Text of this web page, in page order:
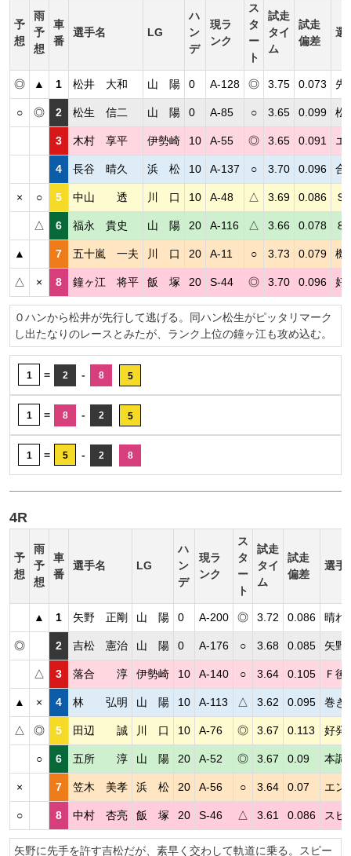
予
想
雨
予
想
車
番
選手名 LG
ハ
ン
デ
現ラ
ンク
ス
タ
ー
ト
試走
タイ
ム
試走
偏差
選
◎ ▲ 1 松井 大和 山 陽 0 A-128 ◎ 3.75 0.073 先
○ ◎ 2 松生 信二 山 陽 0 A-85 ○ 3.65 0.099 松
3 木村 享平 伊勢崎 10 A-55 ◎ 3.65 0.091 エ
4 長谷 晴久 浜 松 10 A-137 ○ 3.70 0.096 合
× ○ 5 中山 透 川 口 10 A-48 △ 3.69 0.086 Ｓ
△ 6 福永 貴史 山 陽 20 A-116 △ 3.66 0.078 ８
▲ 7 五十嵐 一夫 川 口 20 A-11 ○ 3.73 0.079 機
△ × 8 鐘ヶ江 将平 飯 塚 20 S-44 ◎ 3.70 0.096 好
０ハンから松井が先行して逃げる。同ハン松生がピッタリマーク
し出たなりのレースとみたが、ランク上位の鐘ヶ江も攻め込む。
1 = 2 - 8 5
1 = 8 - 2 5
1 = 5 - 2 8
4R
予
想
雨
予
想
車
番
選手名 LG
ハ
ン
デ
現ラ
ンク
ス
タ
ー
ト
試走
タイ
ム
試走
偏差
選手
▲ 1 矢野 正剛 山 陽 0 A-200 ◎ 3.72 0.086 晴れ
◎ 2 吉松 憲治 山 陽 0 A-176 ○ 3.68 0.085 矢野
△ 3 落合 淳 伊勢崎 10 A-140 ○ 3.64 0.105 Ｆ後
▲ × 4 林 弘明 山 陽 10 A-113 △ 3.62 0.095 巻き
△ ◎ 5 田辺 誠 川 口 10 A-76 ◎ 3.67 0.113 好発
○ 6 五所 淳 山 陽 20 A-52 ◎ 3.67 0.09 本調
× 7 笠木 美孝 浜 松 20 A-56 ○ 3.64 0.07 エン
○ 8 中村 杏亮 飯 塚 20 S-46 △ 3.61 0.086 スピ
矢野に先手を許す吉松だが、素早く交わして軌道に乗る。スピー